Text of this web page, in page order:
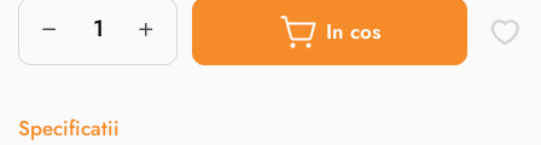
In cos
Specificatii